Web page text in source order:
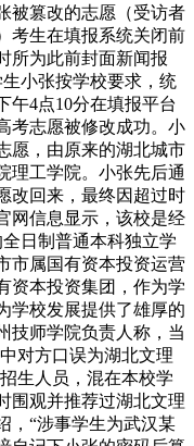
被篡改的志愿（受访者
考生在填报系统关闭前
所为此前封面新闻报
小张按学校要求，统
午4点10分在填报平台
考志愿被修改成功。小
愿，由原来的湖北城市
理工学院。小张先后通
改回来，最终因超过时
网信息显示，该校是经
日制普通本科独立学
市属国有资本投资运营
资本投资集团，作为学
学校发展提供了雄厚的
技师学院负责人称，当
对方口误为湖北文理
生人员，混在本校学
围观并推荐过湖北文理
，“涉事学生为武汉某